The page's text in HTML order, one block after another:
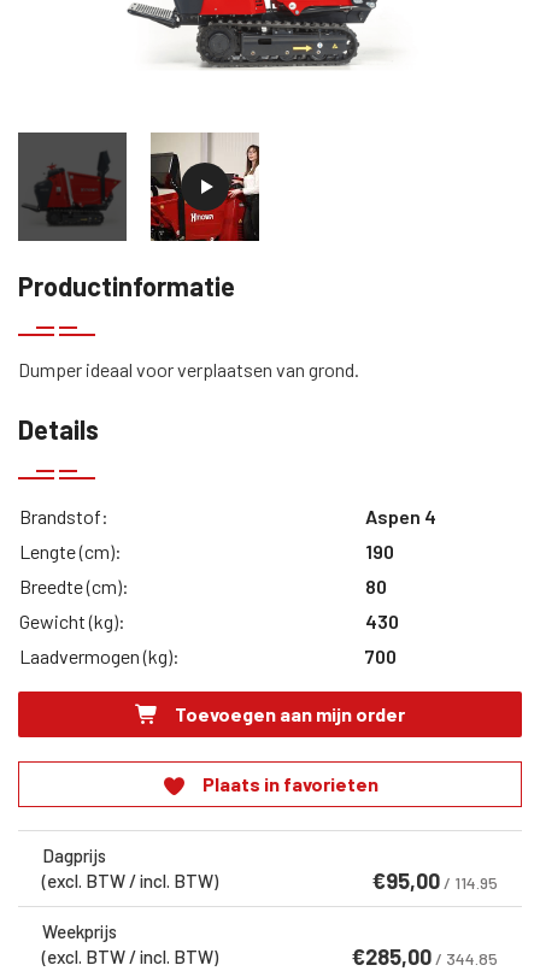
Productinformatie
Dumper ideaal voor verplaatsen van grond.
Details
Brandstof:
Aspen 4
Lengte (cm):
190
Breedte (cm):
80
Gewicht (kg):
430
Laadvermogen (kg):
700
Toevoegen aan mijn order
Plaats in favorieten
Dagprijs
(excl. BTW / incl. BTW)
€95,00 / 114.95
Weekprijs
(excl. BTW / incl. BTW)
€285,00 / 344.85